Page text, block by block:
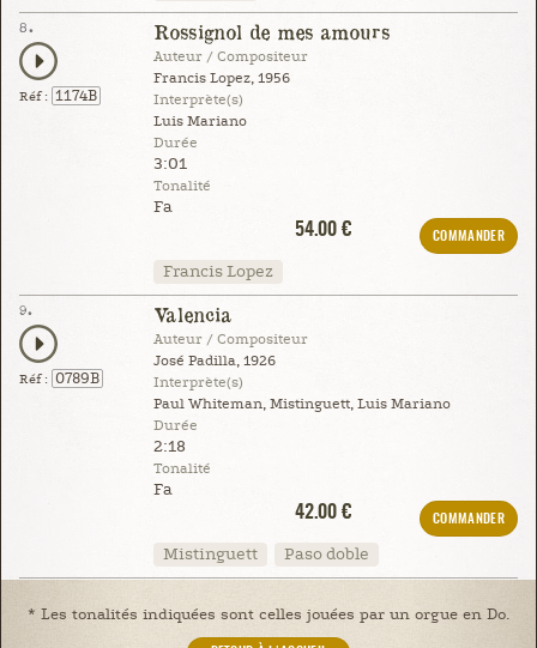
8.
Réf : 1174B
Rossignol de mes amours
Auteur / Compositeur
Francis Lopez, 1956
Interprète(s)
Luis Mariano
Durée
3:01
Tonalité
Fa
54.00 €
COMMANDER
Francis Lopez
9.
Réf : 0789B
Valencia
Auteur / Compositeur
José Padilla, 1926
Interprète(s)
Paul Whiteman, Mistinguett, Luis Mariano
Durée
2:18
Tonalité
Fa
42.00 €
COMMANDER
Mistinguett Paso doble
* Les tonalités indiquées sont celles jouées par un orgue en Do.